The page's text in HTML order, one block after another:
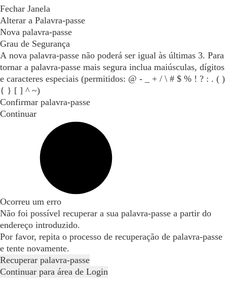
Fechar Janela
Alterar a Palavra-passe
Nova palavra-passe
Grau de Segurança
A nova palavra-passe não poderá ser igual às últimas 3. Para
tornar a palavra-passe mais segura inclua maiúsculas, dígitos
e caracteres especiais (permitidos: @ - _ + / \ # $ % ! ? : . ( )
{ } [ ] ^ ~)
Confirmar palavra-passe
Continuar
Ocorreu um erro
Não foi possível recuperar a sua palavra-passe a partir do
endereço introduzido.
Por favor, repita o processo de recuperação de palavra-passe
e tente novamente.
Recuperar palavra-passe
Continuar para área de Login